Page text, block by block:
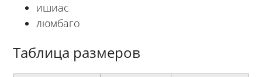
ишиас
люмбаго
Таблица размеров